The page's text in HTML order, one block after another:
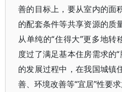
善的目标上，要从室内的面
的配套条件等共享资源的质
从单纯的“住得大”更多地转
度过了满足基本住房需求的
的发展过程中，在我国城镇
善、环境改善等“宜居”性要